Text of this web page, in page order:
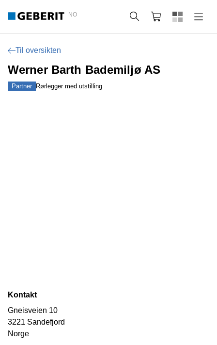
NO Søk Handlekurv
Til oversikten
Werner Barth Bademiljø AS
Partner Rørlegger med utstilling
Kontakt
Gneisveien 10
3221 Sandefjord
Norge